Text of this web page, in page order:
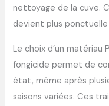
nettoyage de la cuve.
devient plus
Le choix d’un
fongicide permet de
état, même après
saisons variées. Ces